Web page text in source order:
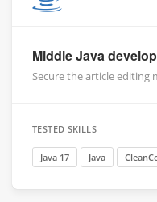
Middle Java
Secure the article editing
TESTED SKILLS
Java 17 Java